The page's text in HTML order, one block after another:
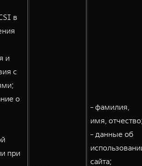
в
и
с
о
при
- фамилия,
имя,
- данные об
сайта;